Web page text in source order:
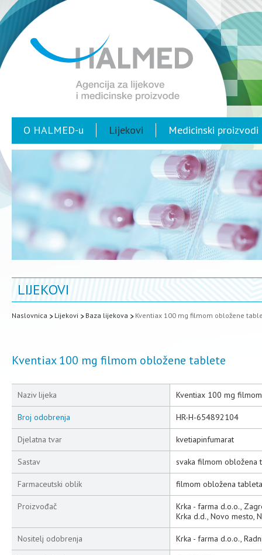
O HALMED-u Lijekovi Medicinski proizvodi
LIJEKOVI
Naslovnica Lijekovi Baza lijekova Kventiax 100 mg filmom obložene
Kventiax 100 mg filmom obložene tablete
Naziv lijeka Kventiax 100 mg
Broj odobrenja HR-H-654892104
Djelatna tvar kvetiapinfumarat
Sastav svaka filmom obložena
Farmaceutski oblik filmom obložena tableta
Proizvođač
Krka - farma d.o.o.,
Krka d.d., Novo mesto,
Nositelj odobrenja Krka - farma d.o.o.,